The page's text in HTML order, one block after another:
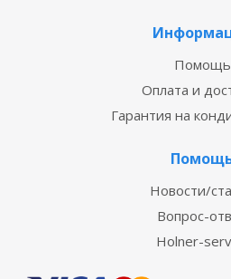
Помощь
Оплата и
Гарантия на
Новости/
Вопрос-
Holner-